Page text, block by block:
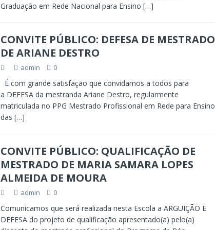
Graduação em Rede Nacional para Ensino […]
CONVITE PÚBLICO: DEFESA DE MESTRADO
DE ARIANE DESTRO
admin 0
É com grande satisfação que convidamos a todos para
a DEFESA da mestranda Ariane Destro, regularmente
matriculada no PPG Mestrado Profissional em Rede para Ensino
das […]
CONVITE PÚBLICO: QUALIFICAÇÃO DE
MESTRADO DE MARIA SAMARA LOPES
ALMEIDA DE MOURA
admin 0
Comunicamos que será realizada nesta Escola a ARGUIÇÃO E
DEFESA do projeto de qualificação apresentado(a) pelo(a)